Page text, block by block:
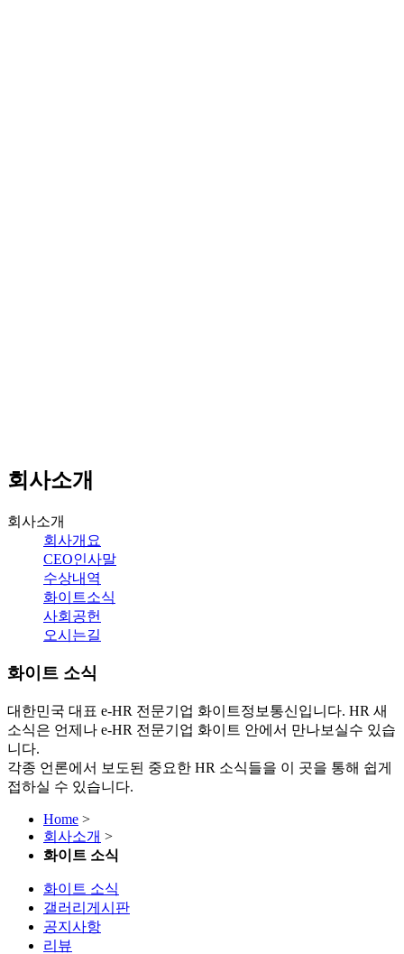
회사소개
회사소개
회사개요
CEO인사말
수상내역
화이트소식
사회공헌
오시는길
화이트 소식
대한민국 대표 e-HR 전문기업 화이트정보통신입니다. HR 새
소식은 언제나 e-HR 전문기업 화이트 안에서 만나보실수 있습
니다.
각종 언론에서 보도된 중요한 HR 소식들을 이 곳을 통해 쉽게
접하실 수 있습니다.
Home >
회사소개 >
화이트 소식
화이트 소식
갤러리게시판
공지사항
리뷰